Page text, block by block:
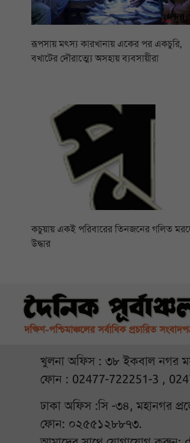
রূপসায় মৎস্য কারখানায় একের পর একচুরি,
বখাটের দৌরাত্ম্যে অসহায় ব্যবসায়ীরা
কচুয়ায় একই পরিবারের তিনজনের গলিত
উদ্ধার
খুলনা অফিস : ৩৮ ইকবাল নগর
ফোন : 02477-722251-3 ,
ঢাকা অফিস :সি -৩৪, মহানগর
ফোন: ০২৫৫১২৮৮৭৩.